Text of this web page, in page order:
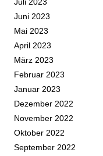
Juni 2023
Mai 2023
April 2023
März 2023
Februar 2023
Januar 2023
Dezember 2022
November 2022
Oktober 2022
September 2022